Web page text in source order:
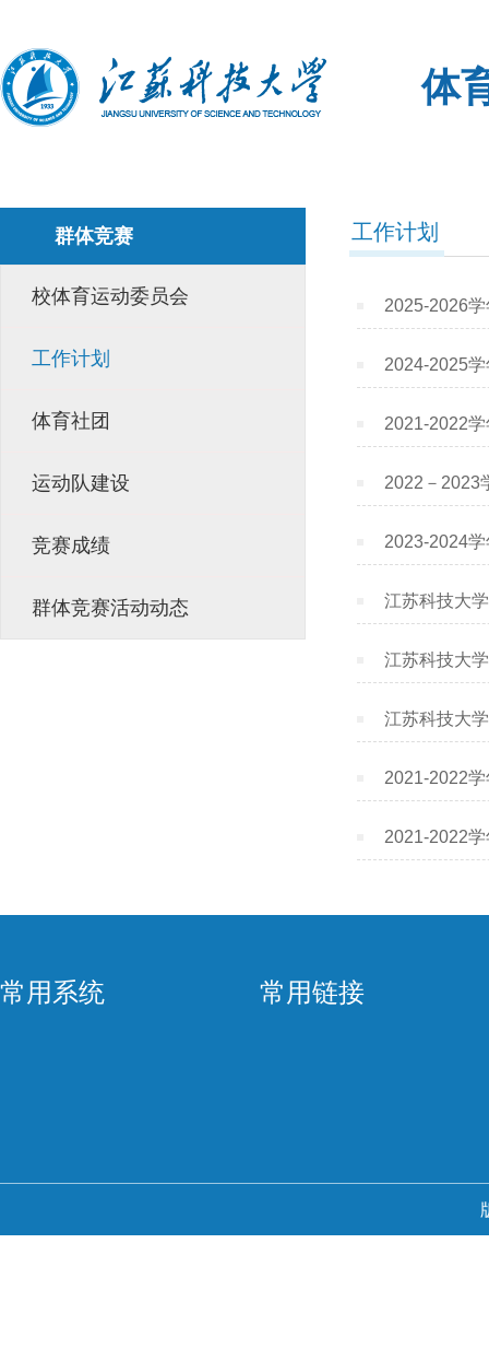
体
群体竞赛
校体育运动委员会
工作计划
体育社团
运动队建设
竞赛成绩
群体竞赛活动动态
工作计划
2025-2026
2024-2025
2021-2022
2022－2023
2023-2024
江苏科技大
江苏科技大
江苏科技大
2021-2022
2021-2022
常用系统 常用链接